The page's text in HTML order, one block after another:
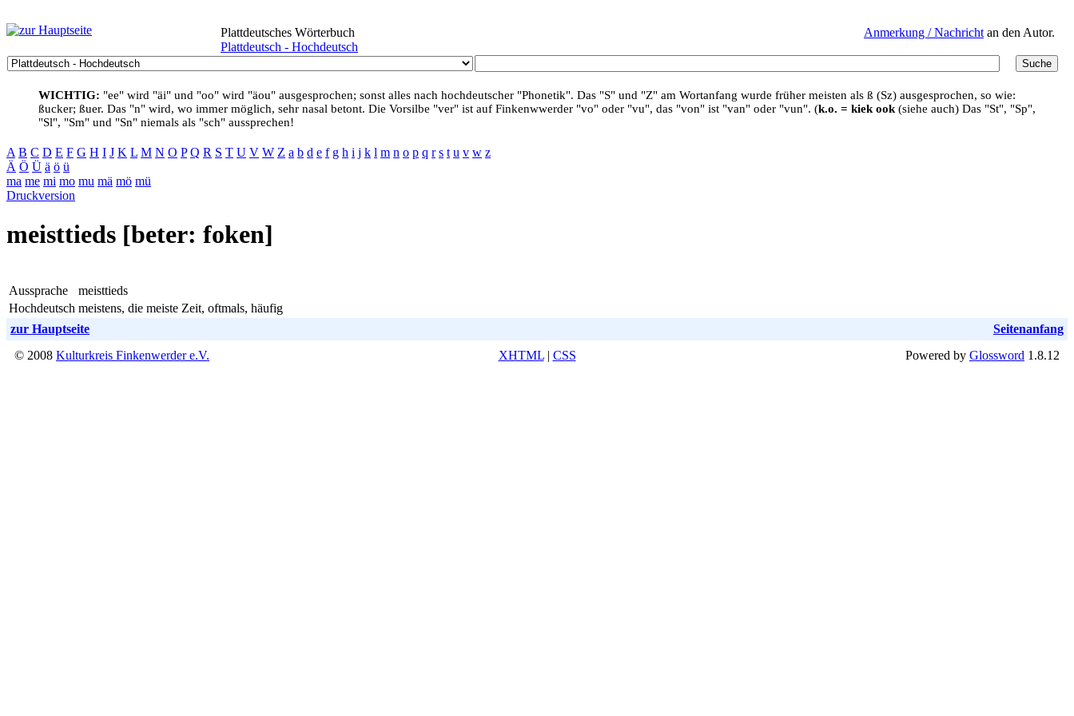
Anmerkung / Nachricht an den Autor.
Plattdeutsches Wörterbuch
Plattdeutsch - Hochdeutsch
WICHTIG: "ee" wird "äi" und "oo" wird "äou" ausgesprochen; sonst alles nach hochdeutscher "Phonetik". Das "S" und "Z" am Wortanfang wurde früher meisten als ß (Sz) ausgesprochen, so wie:
ßucker; ßuer. Das "n" wird, wo immer möglich, sehr nasal betont. Die Vorsilbe "ver" ist auf Finkenwwerder "vo" oder "vu", das "von" ist "van" oder "vun". (k.o. = kiek ook (siehe auch) Das "St", "Sp",
"Sl", "Sm" und "Sn" niemals als "sch" aussprechen!
A B C D E F G H I J K L M N O P Q R S T U V W Z a b d e f g h i j k l m n o p q r s t u v w z
Ä Ö Ü ä ö ü
ma me mi mo mu mä mö mü
Druckversion
meisttieds [beter: foken]
Aussprache
meisttieds
Hochdeutsch meistens, die meiste Zeit, oftmals, häufig
zur Hauptseite
Seitenanfang
© 2008 Kulturkreis Finkenwerder e.V. XHTML| CSS Powered by Glossword 1.8.12